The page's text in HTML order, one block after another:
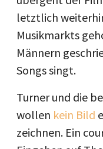
letztlich
Musikmarkts
Männern
Songs singt.
Turner und die
wollen kein Bild
zeichnen. Ein